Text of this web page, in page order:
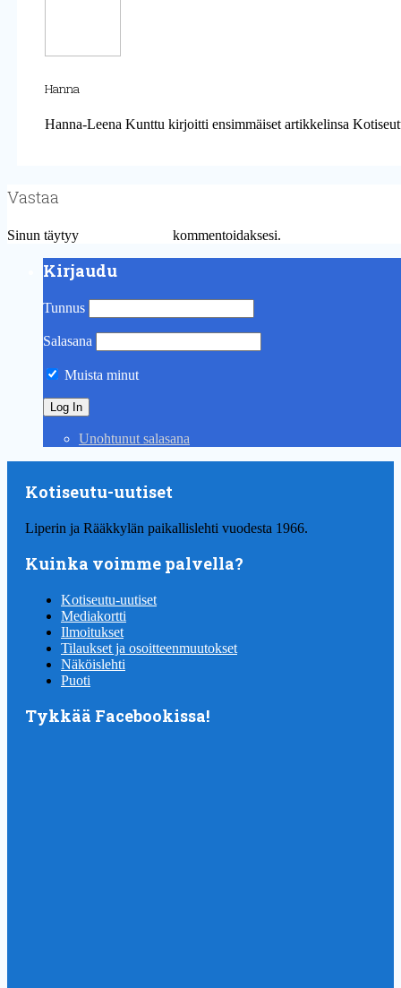
Hanna
Hanna-Leena Kunttu kirjoitti ensimmäiset artikkelinsa
Vastaa
Sinun täytyy kommentoidaksesi.
Kirjaudu
Tunnus
Salasana
Muista minut
Unohtunut salasana
Kotiseutu-uutiset
Liperin ja Rääkkylän paikallislehti vuodesta 1966.
Kuinka voimme palvella?
Kotiseutu-uutiset
Mediakortti
Ilmoitukset
Tilaukset ja osoitteenmuutokset
Näköislehti
Puoti
Tykkää Facebookissa!